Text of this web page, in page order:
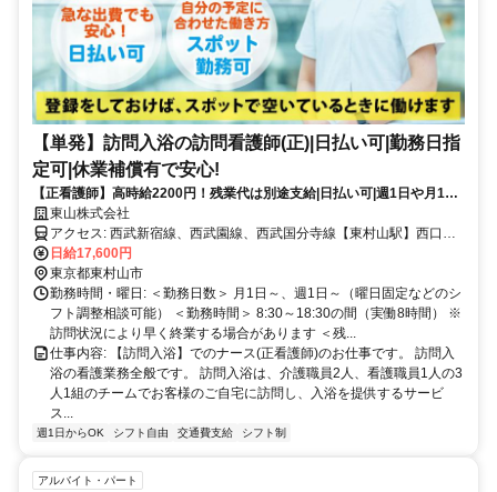
【単発】訪問入浴の訪問看護師(正)|日払い可|勤務日指
定可|休業補償有で安心!
【正看護師】高時給2200円！残業代は別途支給|日払い可|週1日や月1回
～の単発勤務OK|即日勤務可能|1日8hのスポットワーク【東村山駅】
(17954-39-9)
東山株式会社
アクセス: 西武新宿線、西武園線、西武国分寺線【東村山駅】西口か
ら徒歩9分
日給17,600円
東京都東村山市
勤務時間・曜日: ＜勤務日数＞ 月1日～、週1日～（曜日固定などのシ
フト調整相談可能） ＜勤務時間＞ 8:30～18:30の間（実働8時間） ※
訪問状況により早く終業する場合があります ＜残...
仕事内容: 【訪問入浴】でのナース(正看護師)のお仕事です。 訪問入
浴の看護業務全般です。 訪問入浴は、介護職員2人、看護職員1人の3
人1組のチームでお客様のご自宅に訪問し、入浴を提供するサービ
ス...
週1日からOK シフト自由 交通費支給 シフト制
アルバイト・パート